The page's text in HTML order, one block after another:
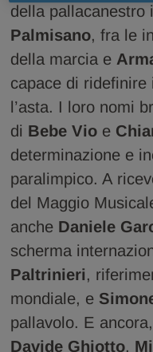
della pallacanestro
Palmisano, fra le
della marcia e
capace di
l’asta. I loro nomi
di Bebe Vioe
determinazione e
paralimpico. A
del Maggio
anche Daniele
scherma
Paltrinieri,
mondiale, e
pallavolo. E
Davide Ghiotto,